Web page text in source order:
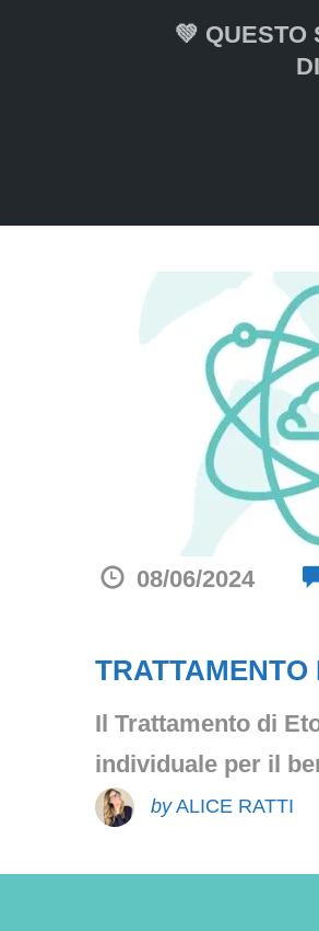
💚 QUESTO
08/06/2024
TRATTAMENTO
Il Trattamento di
individuale per il
by ALICE RATTI